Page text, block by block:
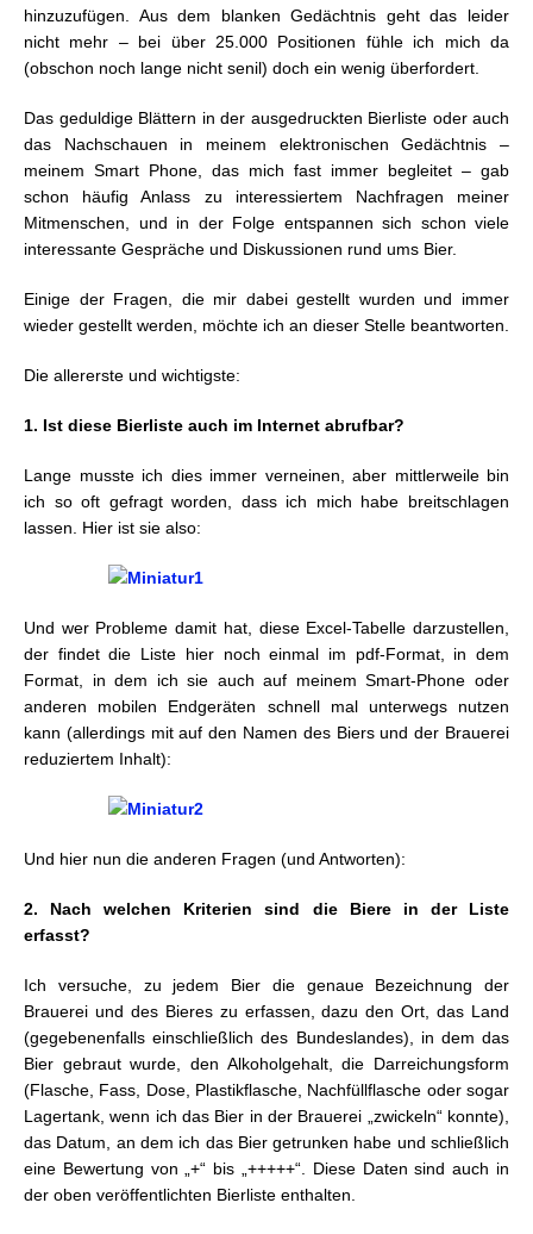
hinzuzufügen. Aus dem blanken Gedächtnis geht das leider
nicht mehr – bei über 25.000 Positionen fühle ich mich da
(obschon noch lange nicht senil) doch ein wenig überfordert.
Das geduldige Blättern in der ausgedruckten Bierliste oder auch
das Nachschauen in meinem elektronischen Gedächtnis –
meinem Smart Phone, das mich fast immer begleitet – gab
schon häufig Anlass zu interessiertem Nachfragen meiner
Mitmenschen, und in der Folge entspannen sich schon viele
interessante Gespräche und Diskussionen rund ums Bier.
Einige der Fragen, die mir dabei gestellt wurden und immer
wieder gestellt werden, möchte ich an dieser Stelle beantworten.
Die allererste und wichtigste:
1. Ist diese Bierliste auch im Internet abrufbar?
Lange musste ich dies immer verneinen, aber mittlerweile bin
ich so oft gefragt worden, dass ich mich habe breitschlagen
lassen. Hier ist sie also:
Und wer Probleme damit hat, diese Excel-Tabelle darzustellen,
der findet die Liste hier noch einmal im pdf-Format, in dem
Format, in dem ich sie auch auf meinem Smart-Phone oder
anderen mobilen Endgeräten schnell mal unterwegs nutzen
kann (allerdings mit auf den Namen des Biers und der Brauerei
reduziertem Inhalt):
Und hier nun die anderen Fragen (und Antworten):
2. Nach welchen Kriterien sind die Biere in der Liste
erfasst?
Ich versuche, zu jedem Bier die genaue Bezeichnung der
Brauerei und des Bieres zu erfassen, dazu den Ort, das Land
(gegebenenfalls einschließlich des Bundeslandes), in dem das
Bier gebraut wurde, den Alkoholgehalt, die Darreichungsform
(Flasche, Fass, Dose, Plastikflasche, Nachfüllflasche oder sogar
Lagertank, wenn ich das Bier in der Brauerei „zwickeln“ konnte),
das Datum, an dem ich das Bier getrunken habe und schließlich
eine Bewertung von „+“ bis „+++++“. Diese Daten sind auch in
der oben veröffentlichten Bierliste enthalten.